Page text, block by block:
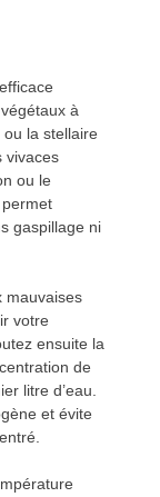
à
la stellaire
vivaces
ou le
gaspillage ni
mauvaises
votre
ensuite la
de
litre d’eau.
et évite